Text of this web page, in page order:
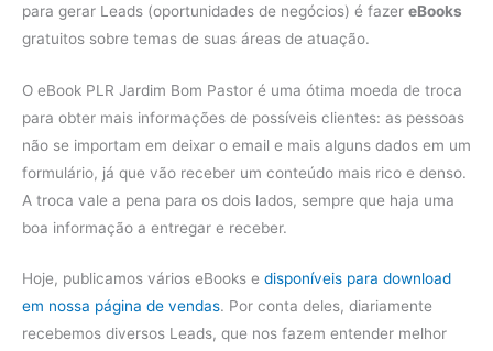
para gerar Leads (oportunidades de negócios) é fazer eBooks
gratuitos sobre temas de suas áreas de atuação.
O eBook PLR Jardim Bom Pastor é uma ótima moeda de troca
para obter mais informações de possíveis clientes: as pessoas
não se importam em deixar o email e mais alguns dados em um
formulário, já que vão receber um conteúdo mais rico e denso.
A troca vale a pena para os dois lados, sempre que haja uma
boa informação a entregar e receber.
Hoje, publicamos vários eBooks e disponíveis para download
em nossa página de vendas. Por conta deles, diariamente
recebemos diversos Leads, que nos fazem entender melhor